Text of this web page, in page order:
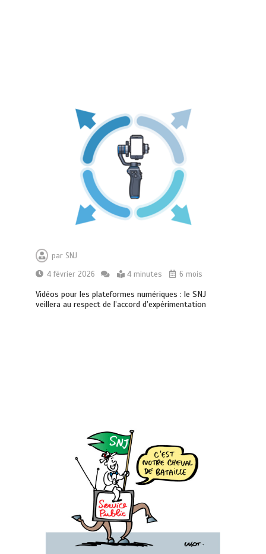
par SNJ
4 février 2026
4 minutes 6 mois
Vidéos pour les plateformes numériques : le SNJ
veillera au respect de l’accord d’expérimentation